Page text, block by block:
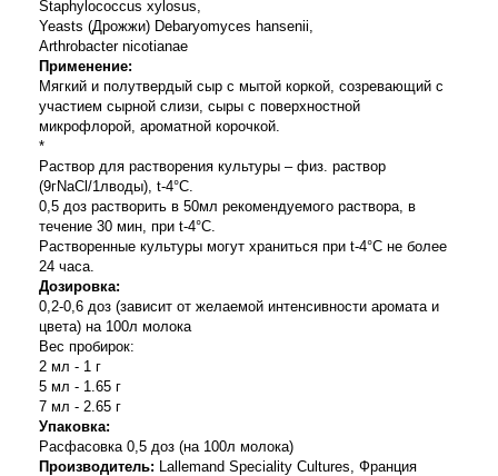
Staphylococcus xylosus,
Yeasts (Дрожжи) Debaryomyces hansenii,
Arthrobacter nicotianae
Применение:
Мягкий и полутвердый сыр с мытой коркой, созревающий с
участием сырной слизи, сыры с поверхностной
микрофлорой, ароматной корочкой.
*
Раствор для растворения культуры – физ. раствор
(9гNaCl/1лводы), t-4°С.
0,5 доз растворить в 50мл рекомендуемого раствора, в
течение 30 мин, при t-4°C.
Растворенные культуры могут храниться при t-4°C не более
24 часа.
Дозировка:
0,2-0,6 доз (зависит от желаемой интенсивности аромата и
цвета) на 100л молока
Вес пробирок:
2 мл - 1 г
5 мл - 1.65 г
7 мл - 2.65 г
Упаковка:
Расфасовка 0,5 доз (на 100л молока)
Производитель: Lallemand Speciality Cultures, Франция